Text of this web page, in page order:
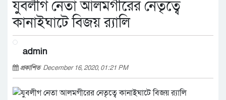
যুবলীগ নেতা আলমগীরের নেতৃত্বে
কানাইঘাটে বিজয় র‌্যালি
admin
প্রকাশিত December 16, 2020, 01:21 PM